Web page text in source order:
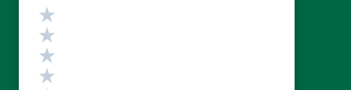
Valutazione